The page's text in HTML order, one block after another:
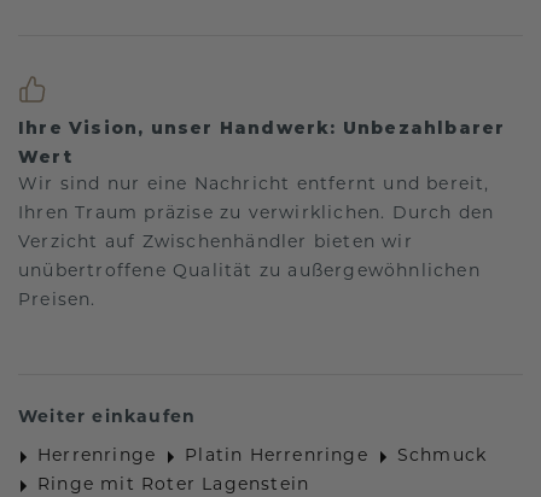
Ihre Vision, unser Handwerk: Unbezahlbarer
Wert
Wir sind nur eine Nachricht entfernt und bereit,
Ihren Traum präzise zu verwirklichen. Durch den
Verzicht auf Zwischenhändler bieten wir
unübertroffene Qualität zu außergewöhnlichen
Preisen.
Weiter einkaufen
Herrenringe Platin Herrenringe
Schmuck
Ringe mit Roter Lagenstein